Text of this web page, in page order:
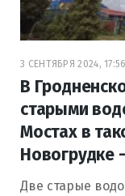
3 СЕНТЯБРЯ 2024, 17:56
В
старыми
Мостах в
Новогрудке
Две старые